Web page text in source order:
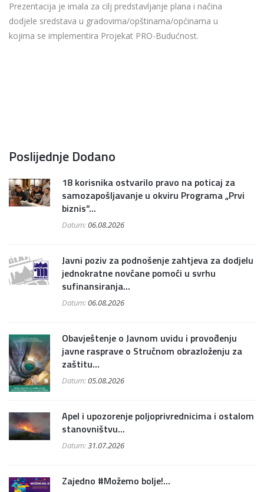
Prezentacija je imala za cilj predstavljanje plana i načina
dodjele sredstava u gradovima/opštinama/općinama u
kojima se implementira Projekat PRO-Budućnost.
Poslijednje Dodano
18 korisnika ostvarilo pravo na poticaj za
samozapošljavanje u okviru Programa „Prvi
biznis“...
Datum:06.08.2026
Javni poziv za podnošenje zahtjeva za dodjelu
jednokratne novčane pomoći u svrhu
sufinansiranja...
Datum:06.08.2026
Obavještenje o Javnom uvidu i provođenju
javne rasprave o Stručnom obrazloženju za
zaštitu...
Datum:05.08.2026
Apel i upozorenje poljoprivrednicima i ostalom
stanovništvu...
Datum:31.07.2026
Zajedno #Možemo bolje!...